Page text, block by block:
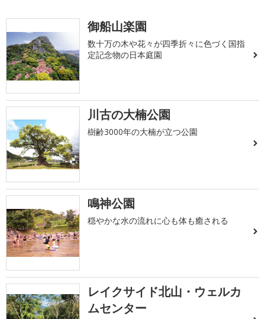
御船山楽園
数十万の木や花々が四季折々に色づく国指
定記念物の日本庭園
川古の大楠公園
樹齢3000年の大楠が立つ公園
鳴神公園
穏やかな水の流れに心も体も癒される
レイクサイド北山・ウェルカ
ムセンター